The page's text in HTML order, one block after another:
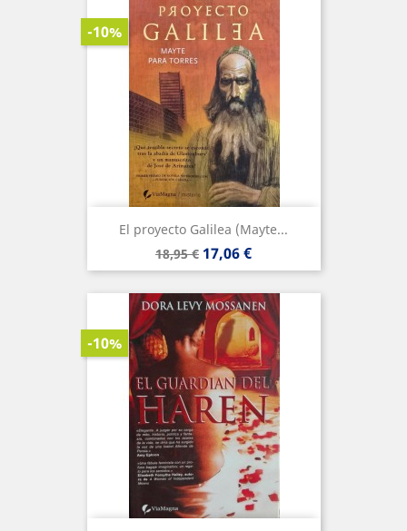
El proyecto Galilea (Mayte...
Precio
base
18,95 €
-10%
Precio
17,06 €
-10%